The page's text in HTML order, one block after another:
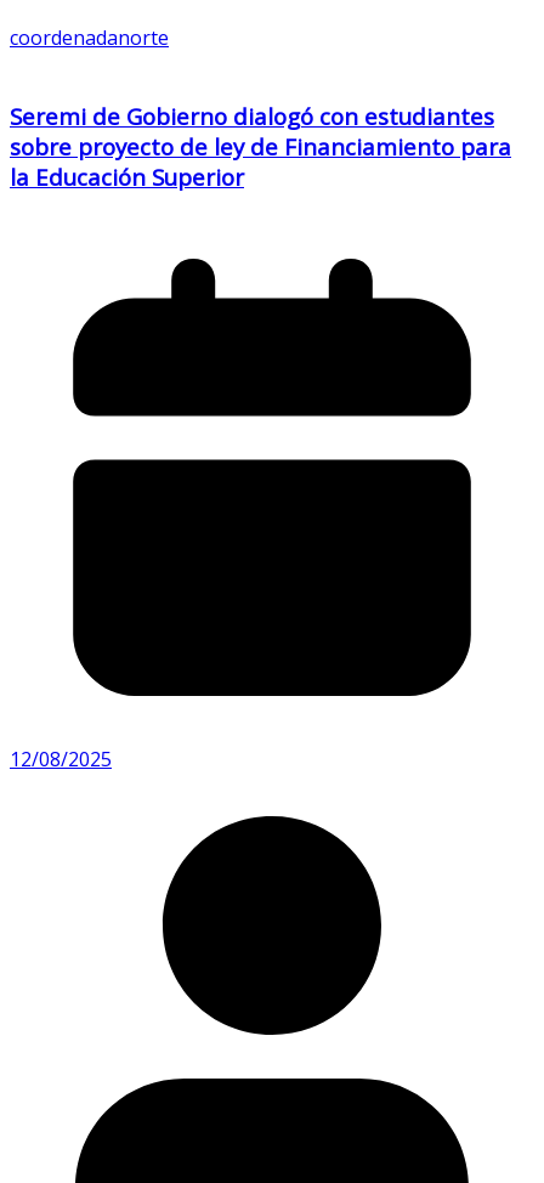
coordenadanorte
Seremi de Gobierno dialogó con estudiantes
sobre proyecto de ley de Financiamiento para
la Educación Superior
12/08/2025